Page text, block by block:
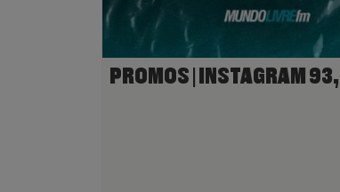
PROMOS | INSTAGRAM